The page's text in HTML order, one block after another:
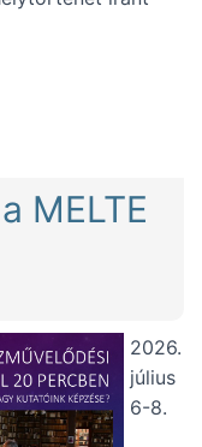
MELTE
2026.
július
6-8.